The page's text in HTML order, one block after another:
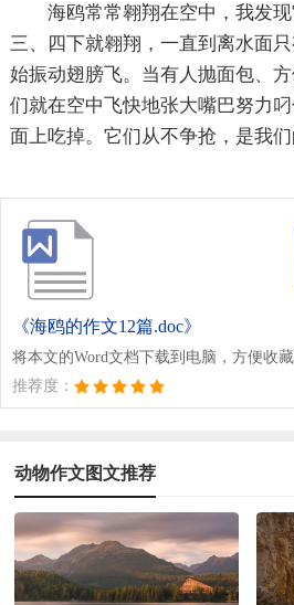
海鸥常常翱翔在空中，我发
三、四下就翱翔，一直到离水面
始振动翅膀飞。当有人抛面包、
们就在空中飞快地张大嘴巴努力
面上吃掉。它们从不争抢，是我们
《海鸥的作文12篇.doc》
将本文的Word文档下载到电脑，方便收
推荐度：
动物作文图文推荐